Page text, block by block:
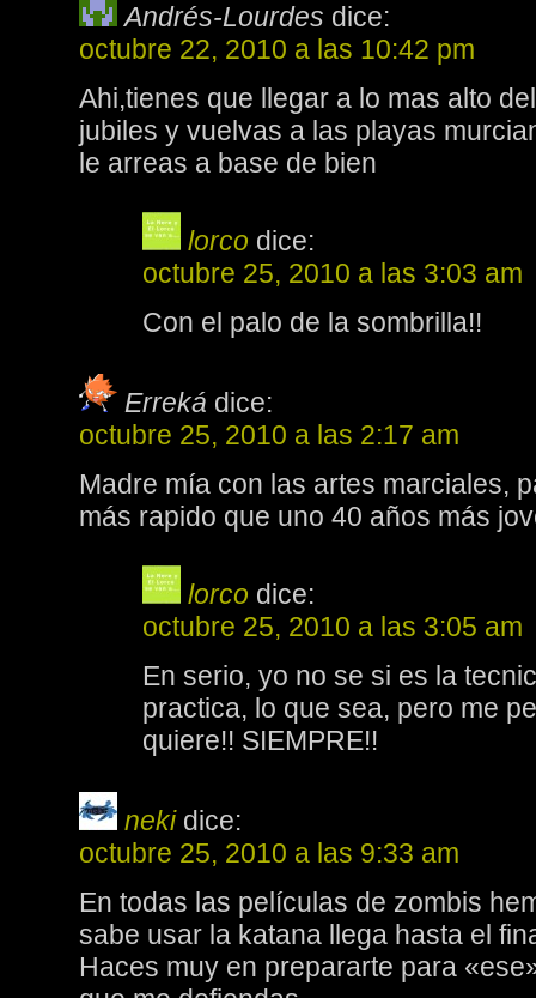
Andrés-Lourdes dice:
octubre 22, 2010 a las 10:42 pm
Ahi,tienes que llegar a lo mas alto
jubiles y vuelvas a las playas
le arreas a base de bien
lorco dice:
octubre 25, 2010 a las 3:03 am
Con el palo de la sombrilla!!
Erreká dice:
octubre 25, 2010 a las 2:17 am
Madre mía con las artes marciales,
más rapido que uno 40 años más
lorco dice:
octubre 25, 2010 a las 3:05 am
En serio, yo no se si es la
practica, lo que sea, pero me
quiere!! SIEMPRE!!
neki dice:
octubre 25, 2010 a las 9:33 am
En todas las películas de zombis
sabe usar la katana llega hasta el
Haces muy en prepararte para